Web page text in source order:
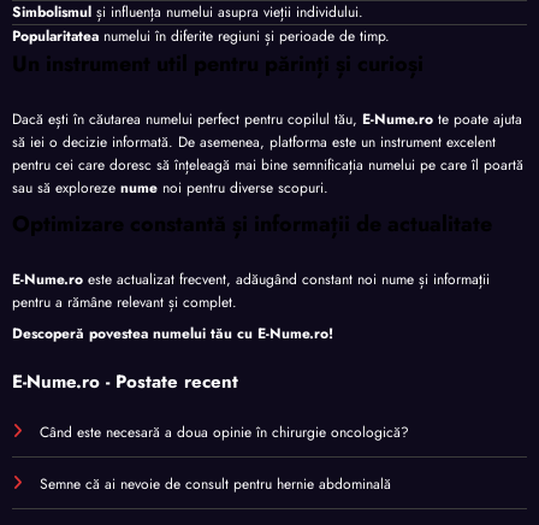
Simbolismul și influența numelui asupra vieții individului.
Popularitatea numelui în diferite regiuni și perioade de timp.
Un instrument util pentru părinți și curioși
Dacă ești în căutarea numelui perfect pentru copilul tău, E-Nume.ro te poate ajuta
să iei o decizie informată. De asemenea, platforma este un instrument excelent
pentru cei care doresc să înțeleagă mai bine semnificația numelui pe care îl poartă
sau să exploreze nume noi pentru diverse scopuri.
Optimizare constantă și informații de actualitate
E-Nume.ro este actualizat frecvent, adăugând constant noi nume și informații
pentru a rămâne relevant și complet.
Descoperă povestea numelui tău cu E-Nume.ro!
E-Nume.ro - Postate recent
Când este necesară a doua opinie în chirurgie oncologică?
Semne că ai nevoie de consult pentru hernie abdominală